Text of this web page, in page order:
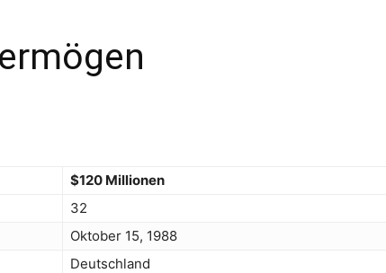
$120 Millionen
32
Oktober 15, 1988
Deutschland